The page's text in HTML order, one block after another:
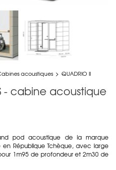
acoustiques > QUADRIO II
- cabine acoustique
pod acoustique de la marque
République Tchèque, avec large
1m95 de profondeur et 2m30 de